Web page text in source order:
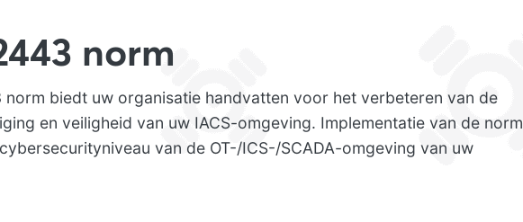
norm
norm biedt uw organisatie handvatten voor het verbeteren van de
en veiligheid van uw IACS-omgeving. Implementatie van de norm
van de OT-/ICS-/SCADA-omgeving van uw